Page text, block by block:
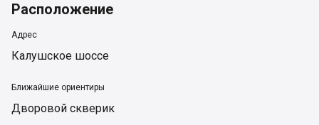
Расположение
Адрес
Калушское шоссе
Ближайшие ориентиры
Дворовой скверик